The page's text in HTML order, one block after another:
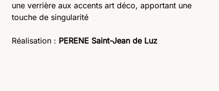
une verrière aux accents art déco, apportant une
touche de singularité
Réalisation : PERENE Saint-Jean de Luz